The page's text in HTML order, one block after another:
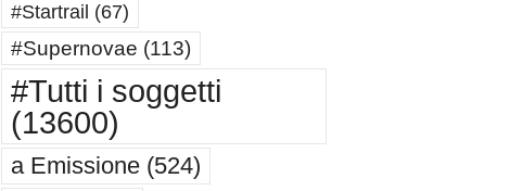
#Startrail (67)
#Supernovae (113)
#Tutti i soggetti
(13600)
a Emissione(524)